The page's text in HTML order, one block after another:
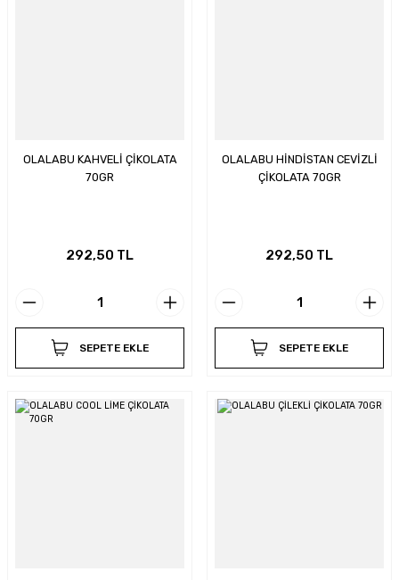
OLALABU KAHVELİ ÇİKOLATA
70GR
292,50 TL
SEPETE EKLE
OLALABU HİNDİSTAN CEVİZLİ
ÇİKOLATA 70GR
292,50 TL
SEPETE EKLE